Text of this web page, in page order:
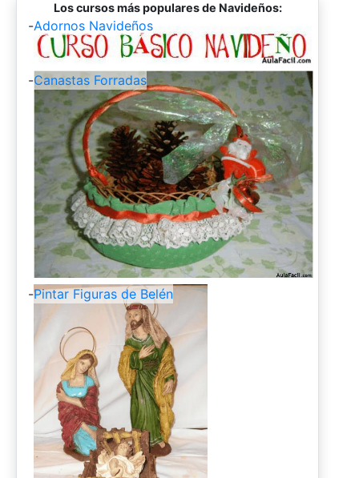
Los cursos más populares de Navideños:
-Adornos Navideños
-Canastas Forradas
-Pintar Figuras de Belén